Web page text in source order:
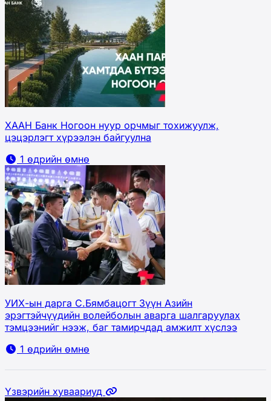
ХААН Банк Ногоон нуур орчмыг тохижуулж,
цэцэрлэгт хүрээлэн байгуулна
1 өдрийн өмнө
УИХ-ын дарга С.Бямбацогт Зүүн Азийн
эрэгтэйчүүдийн волейболын аварга шалгаруулах
тэмцээнийг нээж, баг тамирчдад амжилт хүслээ
1 өдрийн өмнө
Үзвэрийн хуваариуд